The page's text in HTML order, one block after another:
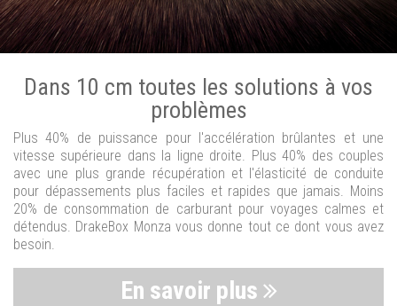
Dans 10 cm toutes les solutions à vos
problèmes
Plus 40% de puissance pour l'accélération brûlantes et une
vitesse supérieure dans la ligne droite. Plus 40% des couples
avec une plus grande récupération et l'élasticité de conduite
pour dépassements plus faciles et rapides que jamais. Moins
20% de consommation de carburant pour voyages calmes et
détendus. DrakeBox Monza vous donne tout ce dont vous avez
besoin.
En savoir plus